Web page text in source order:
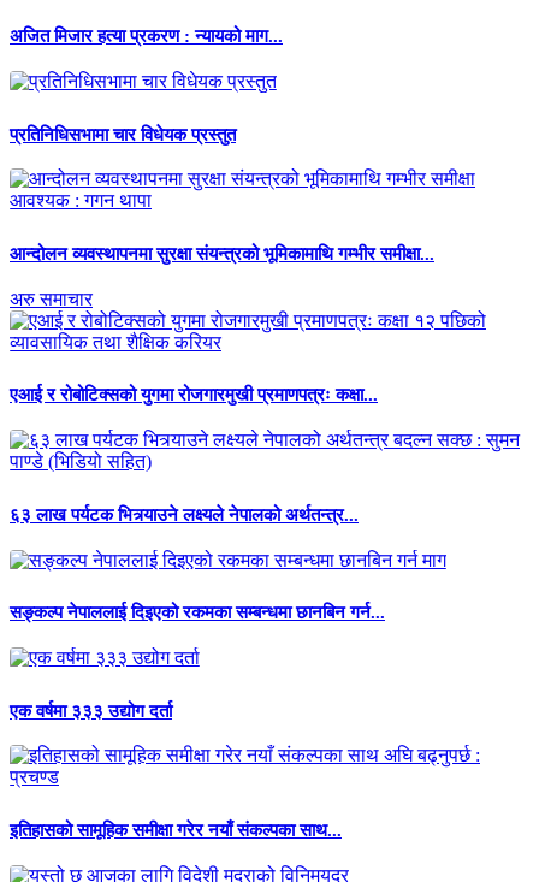
अजित मिजार हत्या प्रकरण : न्यायको माग...
प्रतिनिधिसभामा चार विधेयक प्रस्तुत
आन्दोलन व्यवस्थापनमा सुरक्षा संयन्त्रको भूमिकामाथि गम्भीर समीक्षा...
अरु समाचार
एआई र रोबोटिक्सको युगमा रोजगारमुखी प्रमाणपत्रः कक्षा...
६३ लाख पर्यटक भित्र्याउने लक्ष्यले नेपालको अर्थतन्त्र...
सङ्कल्प नेपाललाई दिइएको रकमका सम्बन्धमा छानबिन गर्न...
एक वर्षमा ३३३ उद्योग दर्ता
इतिहासको सामूहिक समीक्षा गरेर नयाँ संकल्पका साथ...